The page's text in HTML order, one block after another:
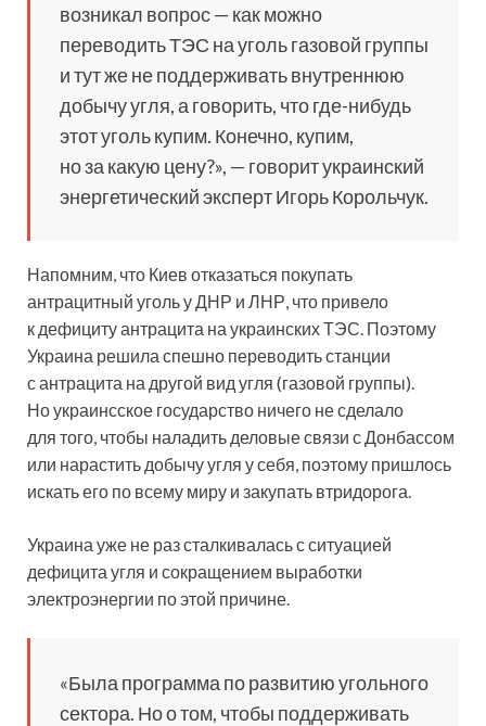
возникал вопрос — как можно
переводить ТЭС на уголь газовой группы
и тут же не поддерживать внутреннюю
добычу угля, а говорить, что где-нибудь
этот уголь купим. Конечно, купим,
но за какую цену?», — говорит украинский
энергетический эксперт Игорь Корольчук.
Напомним, что Киев отказаться покупать
антрацитный уголь у ДНР и ЛНР, что привело
к дефициту антрацита на украинских ТЭС. Поэтому
Украина решила спешно переводить станции
с антрацита на другой вид угля (газовой группы).
Но украинсское государство ничего не сделало
для того, чтобы наладить деловые связи с Донбассом
или нарастить добычу угля у себя, поэтому пришлось
искать его по всему миру и закупать втридорога.
Украина уже не раз сталкивалась с ситуацией
дефицита угля и сокращением выработки
электроэнергии по этой причине.
«Была программа по развитию угольного
сектора. Но о том, чтобы поддерживать